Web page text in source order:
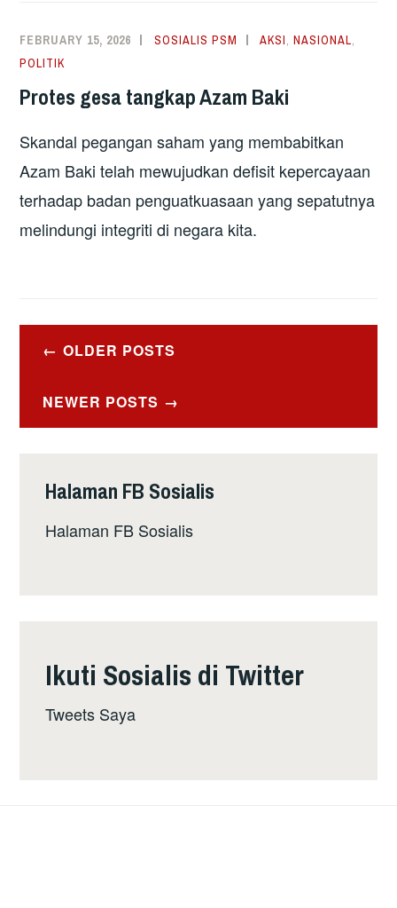
FEBRUARY 15, 2026 SOSIALIS PSM AKSI,NASIONAL,
POLITIK
Protes gesa tangkap Azam Baki
Skandal pegangan saham yang membabitkan
Azam Baki telah mewujudkan defisit kepercayaan
terhadap badan penguatkuasaan yang sepatutnya
melindungi integriti di negara kita.
PostsOLDER POSTS
NEWER POSTS
Halaman FB Sosialis
Halaman FB Sosialis
Ikuti Sosialis di Twitter
Tweets Saya